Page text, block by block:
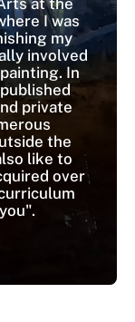
I was
my
involved
In
private
the
like to
over